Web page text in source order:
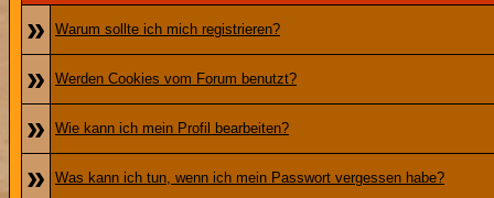
»
Warum sollte ich mich registrieren?
» Werden Cookies vom Forum benutzt?
» Wie kann ich mein Profil bearbeiten?
» Was kann ich tun, wenn ich mein Passwort vergessen habe?